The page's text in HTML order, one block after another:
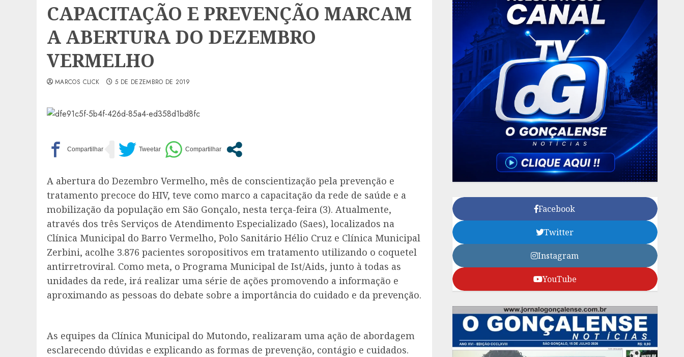
CAPACITAÇÃO E PREVENÇÃO MARCAM
A ABERTURA DO DEZEMBRO
VERMELHO
MARCOS CLICK 5 DE DEZEMBRO DE 2019
A abertura do Dezembro Vermelho, mês de conscientização pela prevenção e
tratamento precoce do HIV, teve como marco a capacitação da rede de saúde e a
mobilização da população em São Gonçalo, nesta terça-feira (3). Atualmente,
através dos três Serviços de Atendimento Especializado (Saes), localizados na
Clínica Municipal do Barro Vermelho, Polo Sanitário Hélio Cruz e Clínica Municipal
Zerbini, acolhe 3.876 pacientes soropositivos em tratamento utilizando o coquetel
antirretroviral. Como meta, o Programa Municipal de Ist/Aids, junto à todas as
unidades da rede, irá realizar uma série de ações promovendo a informação e
aproximando as pessoas do debate sobre a importância do cuidado e da prevenção.
As equipes da Clínica Municipal do Mutondo, realizaram uma ação de abordagem
esclarecendo dúvidas e explicando as formas de prevenção, contágio e cuidados.
Facebook
Twitter
Instagram
YouTube